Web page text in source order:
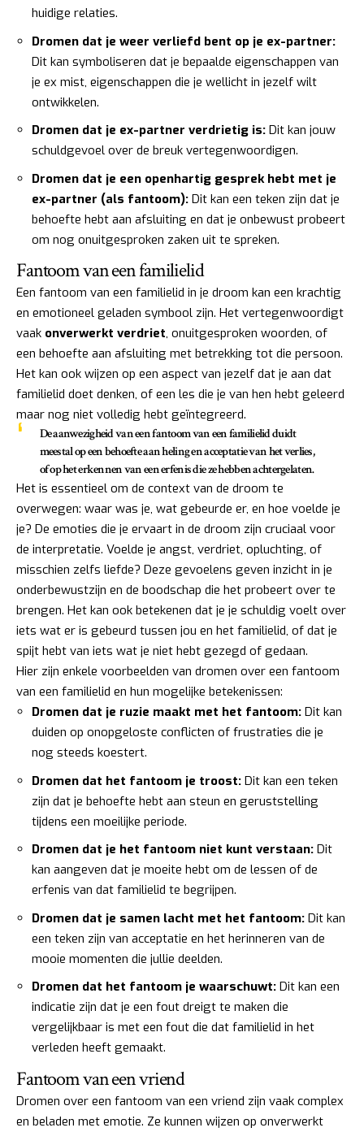
huidige relaties.
Dromen dat je weer verliefd bent op je ex-partner:
Dit kan symboliseren dat je bepaalde eigenschappen van
je ex mist, eigenschappen die je wellicht in jezelf wilt
ontwikkelen.
Dromen dat je ex-partner verdrietig is: Dit kan jouw
schuldgevoel over de breuk vertegenwoordigen.
Dromen dat je een openhartig gesprek hebt met je
ex-partner (als fantoom): Dit kan een teken zijn dat je
behoefte hebt aan afsluiting en dat je onbewust probeert
om nog onuitgesproken zaken uit te spreken.
Fantoom van een familielid
Een fantoom van een familielid in je droom kan een krachtig
en emotioneel geladen symbool zijn. Het vertegenwoordigt
vaak onverwerkt verdriet, onuitgesproken woorden, of
een behoefte aan afsluiting met betrekking tot die persoon.
Het kan ook wijzen op een aspect van jezelf dat je aan dat
familielid doet denken, of een les die je van hen hebt geleerd
maar nog niet volledig hebt geïntegreerd.
De aanwezigheid van een fantoom van een familielid duidt
meestal op een behoefte aan heling en acceptatie van het verlies,
of op het erkennen van een erfenis die ze hebben achtergelaten.
Het is essentieel om de context van de droom te
overwegen: waar was je, wat gebeurde er, en hoe voelde je
je? De emoties die je ervaart in de droom zijn cruciaal voor
de interpretatie. Voelde je angst, verdriet, opluchting, of
misschien zelfs liefde? Deze gevoelens geven inzicht in je
onderbewustzijn en de boodschap die het probeert over te
brengen. Het kan ook betekenen dat je je schuldig voelt over
iets wat er is gebeurd tussen jou en het familielid, of dat je
spijt hebt van iets wat je niet hebt gezegd of gedaan.
Hier zijn enkele voorbeelden van dromen over een fantoom
van een familielid en hun mogelijke betekenissen:
Dromen dat je ruzie maakt met het fantoom: Dit kan
duiden op onopgeloste conflicten of frustraties die je
nog steeds koestert.
Dromen dat het fantoom je troost: Dit kan een teken
zijn dat je behoefte hebt aan steun en geruststelling
tijdens een moeilijke periode.
Dromen dat je het fantoom niet kunt verstaan: Dit
kan aangeven dat je moeite hebt om de lessen of de
erfenis van dat familielid te begrijpen.
Dromen dat je samen lacht met het fantoom: Dit kan
een teken zijn van acceptatie en het herinneren van de
mooie momenten die jullie deelden.
Dromen dat het fantoom je waarschuwt: Dit kan een
indicatie zijn dat je een fout dreigt te maken die
vergelijkbaar is met een fout die dat familielid in het
verleden heeft gemaakt.
Fantoom van een vriend
Dromen over een fantoom van een vriend zijn vaak complex
en beladen met emotie. Ze kunnen wijzen op onverwerkt